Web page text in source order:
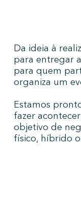
Da ideia à
para entregar
para quem
organiza um
Estamos
fazer
objetivo de
físico, híbrido